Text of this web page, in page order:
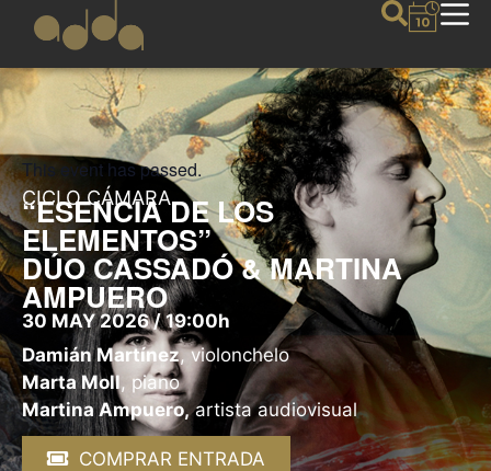
This event has passed.
CICLO CÁMARA
“ESENCIA DE LOS
ELEMENTOS”
DÚO CASSADÓ & MARTINA
AMPUERO
30 MAY 2026 / 19:00h
Damián Martínez, violonchelo
Marta Moll, piano
Martina Ampuero,artista audiovisual
COMPRAR ENTRADA